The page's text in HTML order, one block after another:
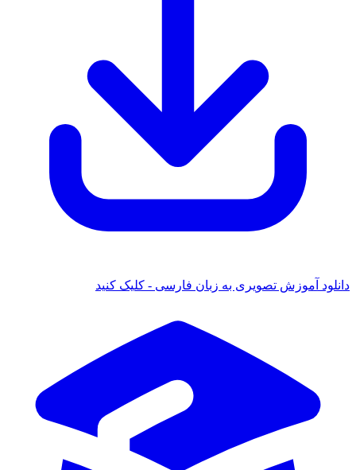
دانلود آموزش تصویری به زبان فارسی - کلیک کنید